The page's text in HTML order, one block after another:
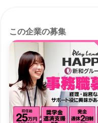
この企業の募集